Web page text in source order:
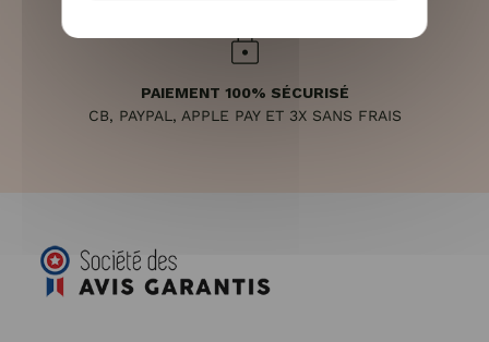
PAIEMENT 100% SÉCURISÉ
CB, PAYPAL, APPLE PAY ET 3X SANS FRAIS